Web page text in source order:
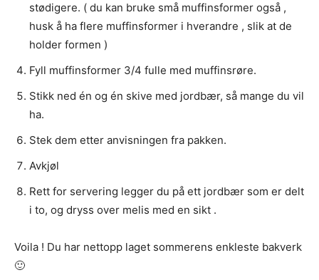
stødigere. ( du kan bruke små muffinsformer også ,
husk å ha flere muffinsformer i hverandre , slik at de
holder formen )
Fyll muffinsformer 3/4 fulle med muffinsrøre.
Stikk ned én og én skive med jordbær, så mange du vil
ha.
Stek dem etter anvisningen fra pakken.
Avkjøl
Rett for servering legger du på ett jordbær som er delt
i to, og dryss over melis med en sikt .
Voila ! Du har nettopp laget sommerens enkleste bakverk
🙂